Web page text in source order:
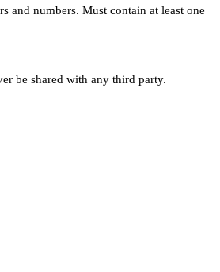
and numbers. Must contain at least one
be shared with any third party.